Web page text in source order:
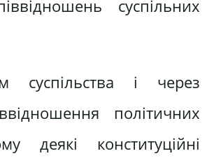
суспільних
суспільства і через
політичних
деякі конституційні